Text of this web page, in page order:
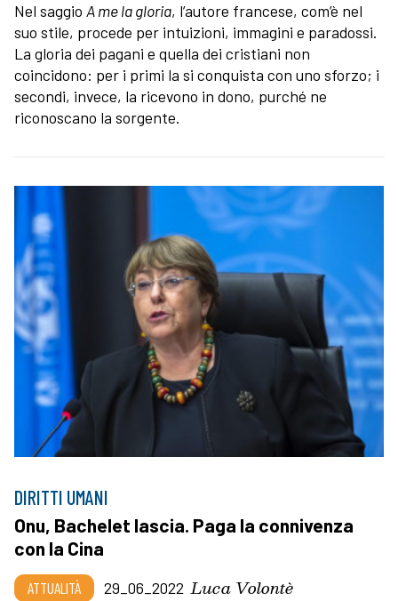
Nel saggio A me la gloria, l’autore francese, com’è nel
suo stile, procede per intuizioni, immagini e paradossi.
La gloria dei pagani e quella dei cristiani non
coincidono: per i primi la si conquista con uno sforzo; i
secondi, invece, la ricevono in dono, purché ne
riconoscano la sorgente.
DIRITTI UMANI
Onu, Bachelet lascia. Paga la connivenza
con la Cina
ATTUALITÀ 29_06_2022 Luca Volontè